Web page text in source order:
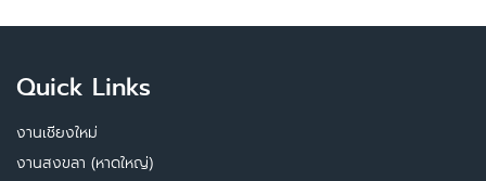
Quick Links
งานเชียงใหม่
งานสงขลา (หาดใหญ่)